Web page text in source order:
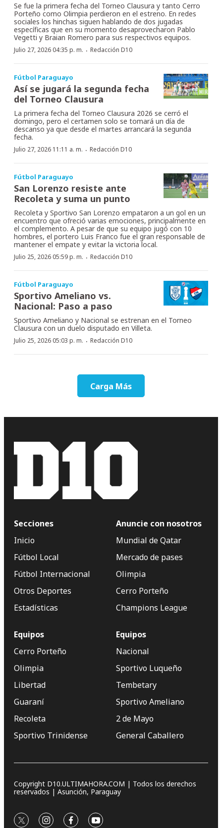
Se fue la primera fecha del Torneo Clausura y tanto Cerro
Porteño como Olimpia perdieron en el estreno. En redes
sociales los hinchas siguen hablando de dos jugadas
específicas que en su momento desaprovecharon Pablo
Vegetti y Braian Romero para sus respectivos equipos.
Julio 27, 2026 04:35 p. m. · Redacción D10
Fútbol Paraguayo
Así se jugará la segunda fecha
del Torneo Clausura
La primera fecha del Torneo Clausura 2026 se cerró el
domingo, pero el certamen solo se tomará un día de
descanso ya que desde el martes arrancará la segunda
fecha.
Julio 27, 2026 11:11 a. m. · Redacción D10
Fútbol Paraguayo
San Lorenzo resiste ante
Recoleta y suma un punto
Recoleta y Sportivo San Lorenzo empataron a un gol en un
encuentro que ofreció varias emociones, principalmente en
el complemento. A pesar de que su equipo jugó con 10
hombres, el portero Luis Franco fue el gran responsable de
mantener el empate y evitar la victoria local.
Julio 25, 2026 05:59 p. m. · Redacción D10
Fútbol Paraguayo
Sportivo Ameliano vs.
Nacional: Paso a paso
Sportivo Ameliano y Nacional se estrenan en el Torneo
Clausura con un duelo disputado en Villeta.
Julio 25, 2026 05:03 p. m. · Redacción D10
Carga Más
Secciones
Inicio
Fútbol Local
Fútbol Internacional
Otros Deportes
Estadísticas
Anuncie con nosotros
Mundial de Qatar
Mercado de pases
Olimpia
Cerro Porteño
Champions League
Equipos
Cerro Porteño
Olimpia
Libertad
Guaraní
Recoleta
Sportivo Trinidense
Equipos
Nacional
Sportivo Luqueño
Tembetary
Sportivo Ameliano
2 de Mayo
General Caballero
Copyright D10.ULTIMAHORA.COM | Todos los derechos
reservados | Asunción, Paraguay
twitterinstagram
facebookyoutube